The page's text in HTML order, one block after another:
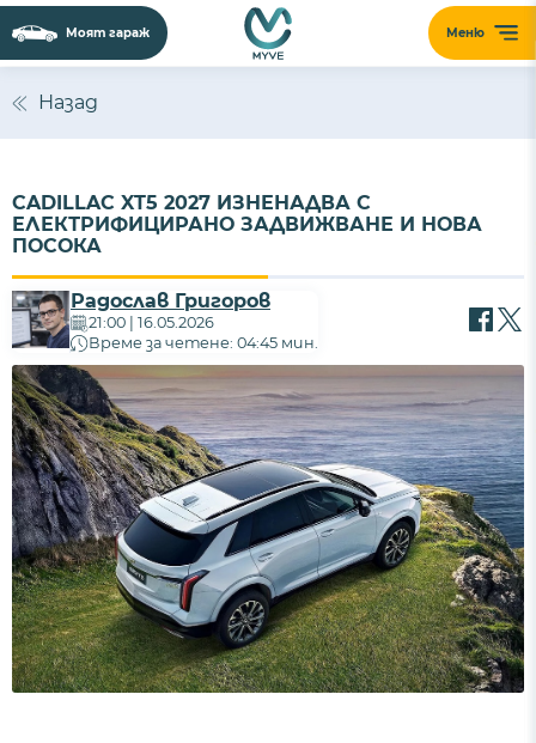
Меню
Моят гараж
Назад
CADILLAC XT5 2027 ИЗНЕНАДВА С
ЕЛЕКТРИФИЦИРАНО ЗАДВИЖВАНЕ И НОВА
ПОСОКА
Радослав Григоров
21:00 | 16.05.2026
Време за четене: 04:45 мин.